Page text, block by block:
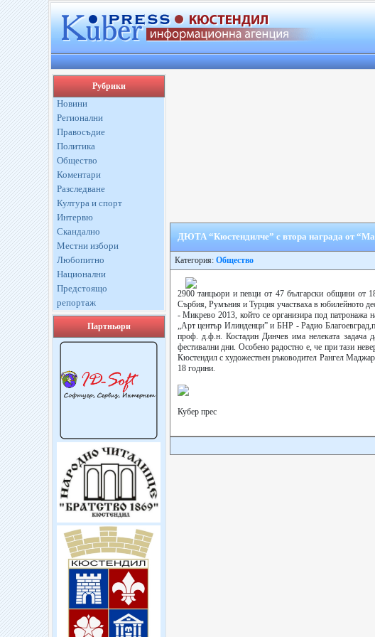
Рубрики
Новини
Регионални
Правосъдие
Политика
Общество
Коментари
Разследване
Култура и спорт
Интервю
Скандално
Местни избори
Любопитно
Национални
Предстоящо
репортаж
Партньори
ДЮТА “Кюстендилче” с втора награда от
Категория: Общество
2900 танцьори и певци от 47 български общини
Сърбия, Румъния и Турция участваха в юбилейното
- Микрево 2013, който се организира под патронажа
„Арт център Илинденци” и БНР - Радио
проф. д.ф.н. Костадин Динчев има нелеката задача
фестивални дни. Особено радостно е, че при тази
Кюстендил с художествен ръководител Рангел
18 години.
Кубер прес